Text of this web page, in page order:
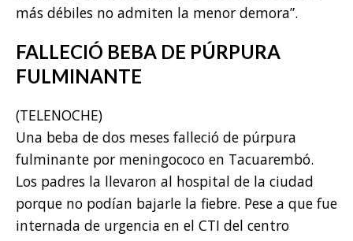
más débiles no admiten la menor demora”.
FALLECIÓ BEBA DE PÚRPURA
FULMINANTE
(TELENOCHE)
Una beba de dos meses falleció de púrpura
fulminante por meningococo en Tacuarembó.
Los padres la llevaron al hospital de la ciudad
porque no podían bajarle la fiebre. Pese a que fue
internada de urgencia en el CTI del centro